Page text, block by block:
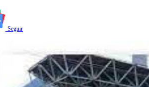
Seguir